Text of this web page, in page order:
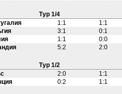
Тур 1/4
1:1 1:1
3:1 0:1
1:1 0:0
5:2 2:0
Тур 1/2
2:0 1:1
0:2 1:1